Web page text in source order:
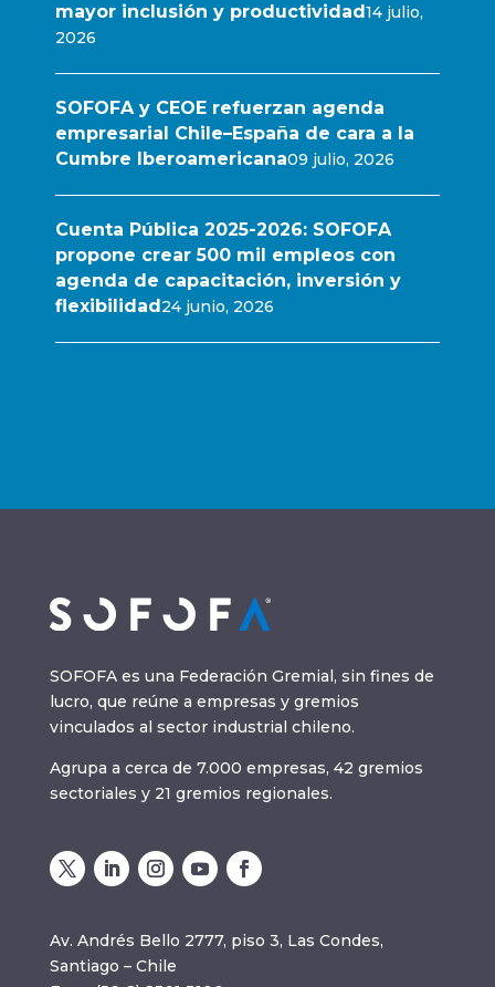
mayor inclusión y productividad14 julio,
2026
SOFOFA y CEOE refuerzan agenda
empresarial Chile–España de cara a la
Cumbre Iberoamericana09 julio, 2026
Cuenta Pública 2025-2026: SOFOFA
propone crear 500 mil empleos con
agenda de capacitación, inversión y
flexibilidad24 junio, 2026
SOFOFA es una Federación Gremial, sin fines de
lucro, que reúne a empresas y gremios
vinculados al sector industrial chileno.
Agrupa a cerca de 7.000 empresas, 42 gremios
sectoriales y 21 gremios regionales.
Av. Andrés Bello 2777, piso 3, Las Condes,
Santiago – Chile